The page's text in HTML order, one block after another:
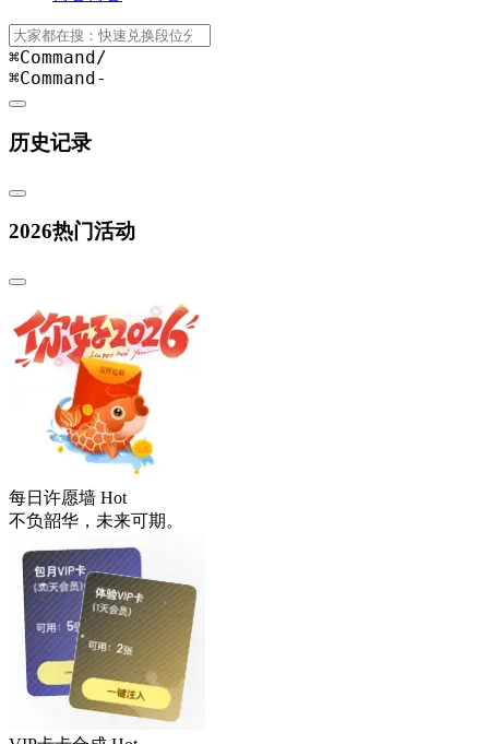
⌘Command /
⌘Command -
历史记录
2026热门活动
每日许愿墙 Hot
不负韶华，未来可期。